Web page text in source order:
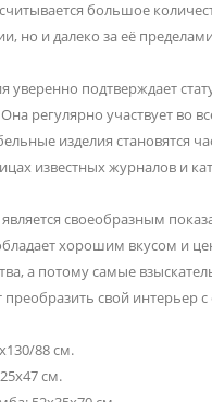
большое
но и далеко за её
уверенно подтверждает
регулярно участвует во
изделия становятся
известных журналов и
своеобразным
хорошим вкусом и
а потому самые
преобразить свой интерьер
88 см.
см.